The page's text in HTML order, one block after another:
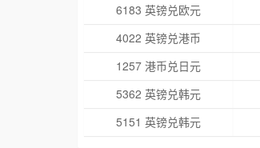
6183 英镑兑欧元
4022 英镑兑港币
1257 港币兑日元
5362 英镑兑韩元
5151 英镑兑韩元